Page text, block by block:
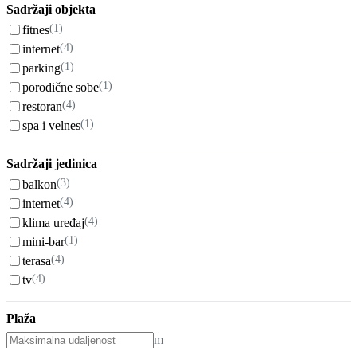
Sadržaji objekta
fitnes(1)
internet(4)
parking(1)
porodične sobe(1)
restoran(4)
spa i velnes(1)
Sadržaji jedinica
balkon(3)
internet(4)
klima uređaj(4)
mini-bar(1)
terasa(4)
tv(4)
Plaža
m